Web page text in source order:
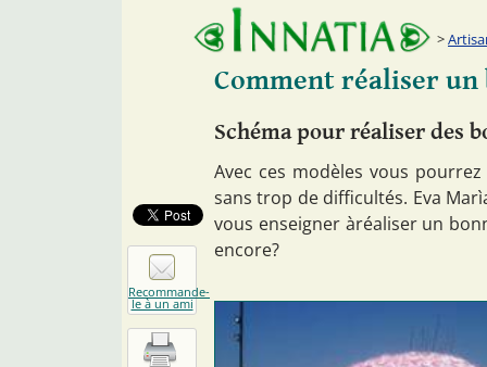
Comment réaliser
Schéma pour réaliser des
Avec ces modèles vous
sans trop de difficultés. Eva
vous enseigner àréaliser un
encore?
Recommande-
le à un ami